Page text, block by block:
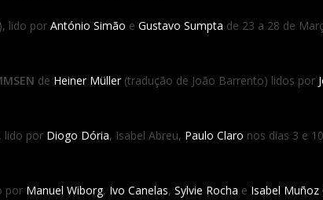
lido por António Simão e Gustavo Sumpta de 23 a 28 de
de Heiner Müller(tradução de João Barrento) lidos por
lido por Diogo Dória, Isabel Abreu, Paulo Claro nos dias 3 e
por Manuel Wiborg, Ivo Canelas, Sylvie Rocha e Isabel Muñoz